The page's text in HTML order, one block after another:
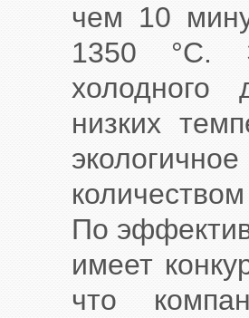
чем 10
1350 °C.
холодного
низких
По
имеет
что